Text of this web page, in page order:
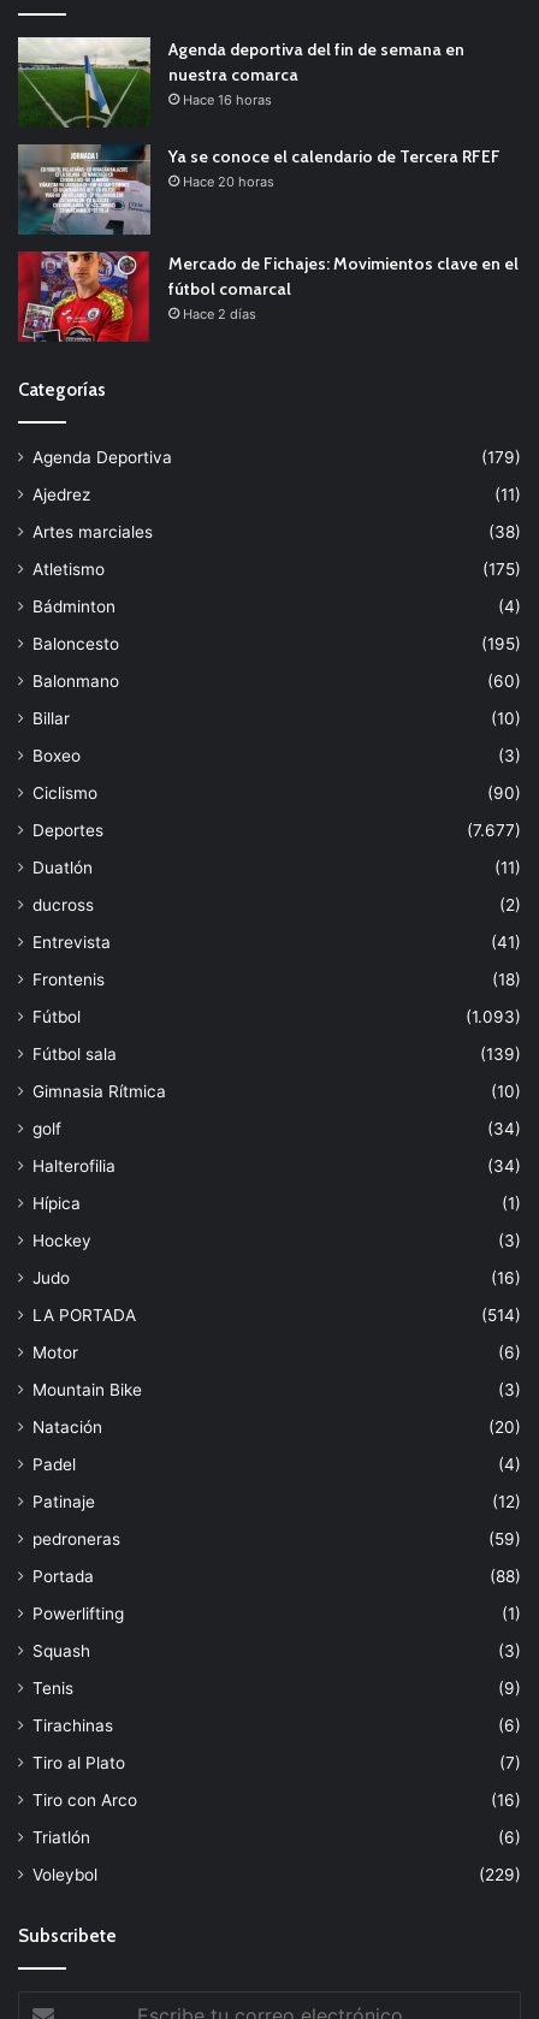
Agenda deportiva del fin de semana en
nuestra comarca
Hace 16 horas
Ya se conoce el calendario de Tercera RFEF
Hace 20 horas
Mercado de Fichajes: Movimientos clave en el
fútbol comarcal
Hace 2 días
Categorías
Agenda Deportiva
(179)
Ajedrez
(11)
Artes marciales
(38)
Atletismo
(175)
Bádminton
(4)
Baloncesto
(195)
Balonmano
(60)
Billar
(10)
Boxeo
(3)
Ciclismo
(90)
Deportes
(7.677)
Duatlón
(11)
ducross
(2)
Entrevista
(41)
Frontenis
(18)
Fútbol
(1.093)
Fútbol sala
(139)
Gimnasia Rítmica
(10)
golf
(34)
Halterofilia
(34)
Hípica
(1)
Hockey
(3)
Judo
(16)
LA PORTADA
(514)
Motor
(6)
Mountain Bike
(3)
Natación
(20)
Padel
(4)
Patinaje
(12)
pedroneras
(59)
Portada
(88)
Powerlifting
(1)
Squash
(3)
Tenis
(9)
Tirachinas
(6)
Tiro al Plato
(7)
Tiro con Arco
(16)
Triatlón
(6)
Voleybol
(229)
Subscribete